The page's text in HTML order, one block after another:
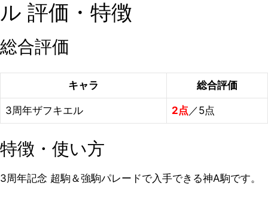
ル 評価・特徴
総合評価
キャラ 総合評価
3周年ザフキエル 2点 ／5点
特徴・使い方
3周年記念 超駒＆強駒パレードで入手できる神A駒です。